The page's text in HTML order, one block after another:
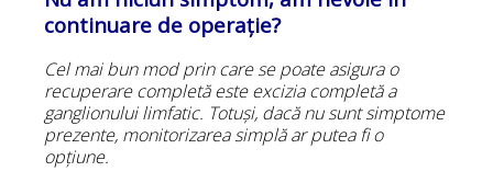
continuare de operație?
Cel mai bun mod prin care se poate asigura o
recuperare completă este excizia completă a
ganglionului limfatic. Totuși, dacă nu sunt simptome
prezente, monitorizarea simplă ar putea fi o
opțiune.